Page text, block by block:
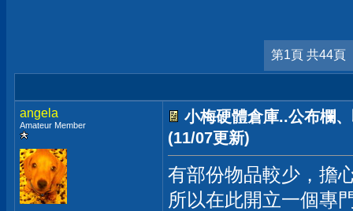
第1頁 共44頁
angela
Amateur Member
小梅硬體倉庫..公布欄
(11/07更新)
有部份物品較少，擔
所以在此開立一個專